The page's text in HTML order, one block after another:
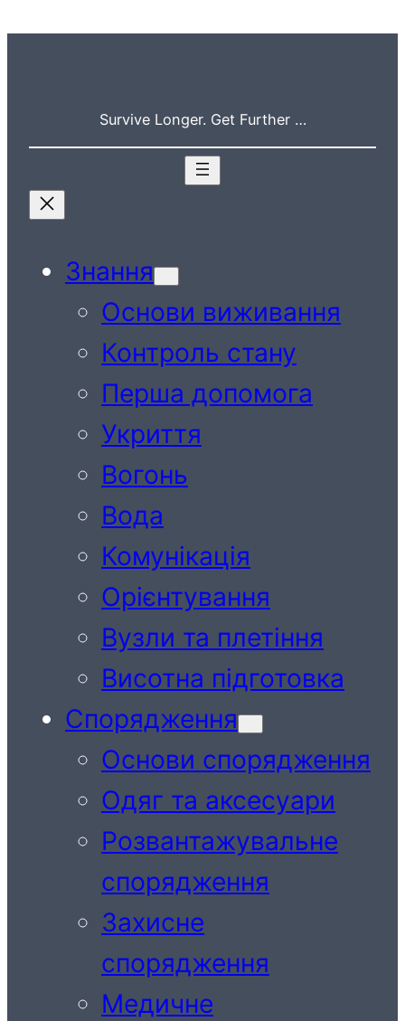
Survive Longer. Get Further …
Знання
Основи виживання
Контроль стану
Перша допомога
Укриття
Вогонь
Вода
Комунікація
Орієнтування
Вузли та плетіння
Висотна підготовка
Спорядження
Основи спорядження
Одяг та аксесуари
Розвантажувальне
спорядження
Захисне
спорядження
Медичне